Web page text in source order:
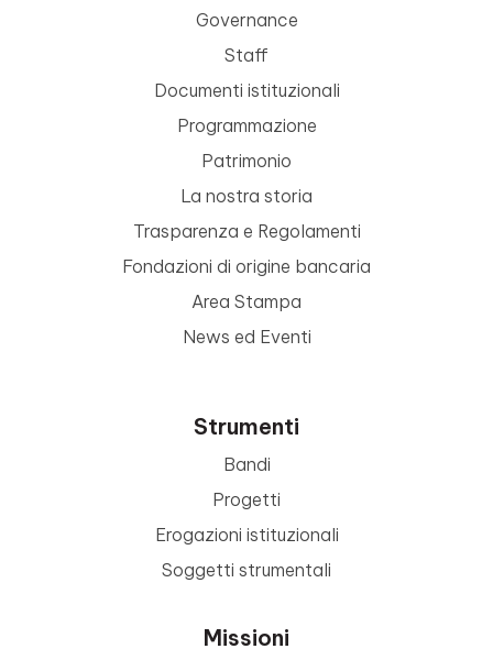
Governance
Staff
Documenti istituzionali
Programmazione
Patrimonio
La nostra storia
Trasparenza e Regolamenti
Fondazioni di origine bancaria
Area Stampa
News ed Eventi
Strumenti
Bandi
Progetti
Erogazioni istituzionali
Soggetti strumentali
Missioni